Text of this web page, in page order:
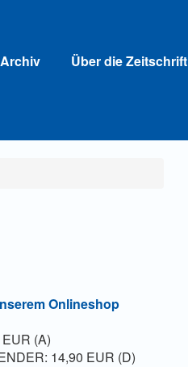
Archiv Über die Zeitschrift
Onlineshop
(A)
14,90 EUR (D)